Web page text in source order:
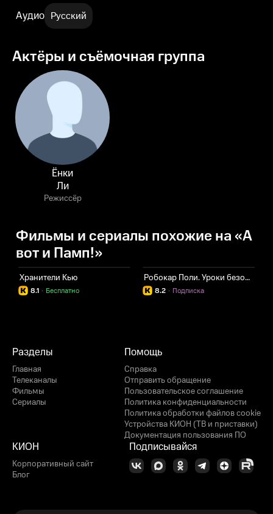
Аудио Русский
Актёры и съёмочная группа
Ёнки
Ли
Режиссёр
Фильмы и сериалы похожие на «А
вот и Памп!»
Хранители Кью
8.1 Бесплатно
·
Робокар Поли. Уроки безопасности с Эмбер
8.2 Подписка
·
Разделы
Главная
Телеканалы
Фильмы
Сериалы
Помощь
Справка
Отправить обращение
Пользовательское соглашение
Политика конфиденциальности
Политика обработки файлов cookie
Устройства КИОН (ТВ и приставки)
Документация пользования ПО
КИОН
Корпоративный сайт
Блог
Подписывайся